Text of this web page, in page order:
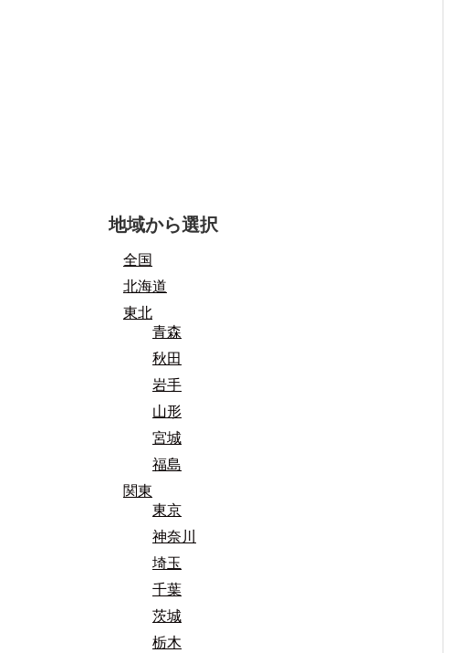
地域から選択
全国
北海道
東北
青森
秋田
岩手
山形
宮城
福島
関東
東京
神奈川
埼玉
千葉
茨城
栃木